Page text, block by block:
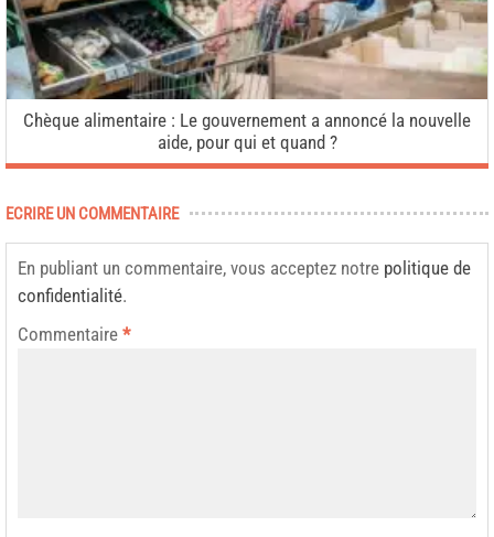
Chèque alimentaire : Le gouvernement a annoncé la nouvelle
aide, pour qui et quand ?
ECRIRE UN COMMENTAIRE
En publiant un commentaire, vous acceptez notre politique de
confidentialité.
Commentaire *